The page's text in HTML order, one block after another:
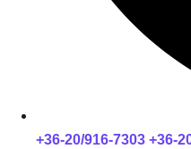
+36-20/916-7303 +36-